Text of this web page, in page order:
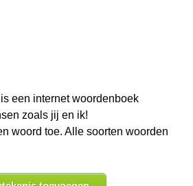
een internet woordenboek
zoals jij en ik!
woord toe. Alle soorten woorden